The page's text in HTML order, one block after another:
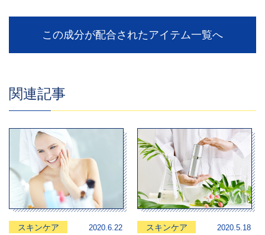
この成分が配合されたアイテム一覧へ
関連記事
スキンケア 2020.6.22 スキンケア 2020.5.18